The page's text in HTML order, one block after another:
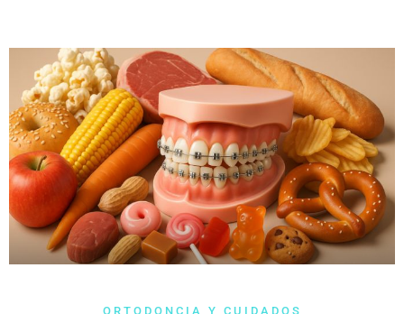
ORTODONCIA Y CUIDADOS